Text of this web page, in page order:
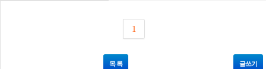
1
목 록 글쓰기